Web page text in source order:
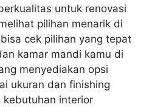
untuk renovasi
pilihan menarik di
cek pilihan yang tepat
kamar mandi kamu di
menyediakan opsi
ukuran dan finishing
kebutuhan interior